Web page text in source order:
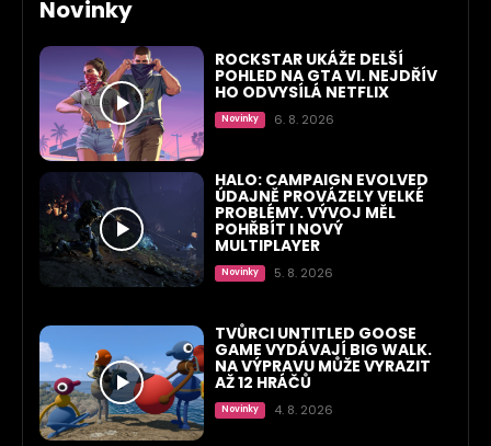
Novinky
ROCKSTAR UKÁŽE DELŠÍ
POHLED NA GTA VI. NEJDŘÍV
HO ODVYSÍLÁ NETFLIX
Novinky 6. 8. 2026
HALO: CAMPAIGN EVOLVED
ÚDAJNĚ PROVÁZELY VELKÉ
PROBLÉMY. VÝVOJ MĚL
POHŘBÍT I NOVÝ
MULTIPLAYER
Novinky 5. 8. 2026
TVŮRCI UNTITLED GOOSE
GAME VYDÁVAJÍ BIG WALK.
NA VÝPRAVU MŮŽE VYRAZIT
AŽ 12 HRÁČŮ
Novinky 4. 8. 2026